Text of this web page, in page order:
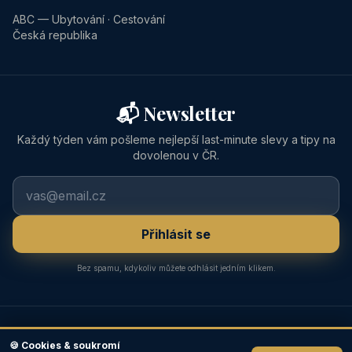
ABC — Ubytování · Cestování
Česká republika
📬 Newsletter
Každý týden vám pošleme nejlepší last-minute slevy a tipy na
dovolenou v ČR.
Přihlásit se
Bez spamu, kdykoliv můžete odhlásit jedním klikem.
🛡️
🍪 Cookies & soukromí